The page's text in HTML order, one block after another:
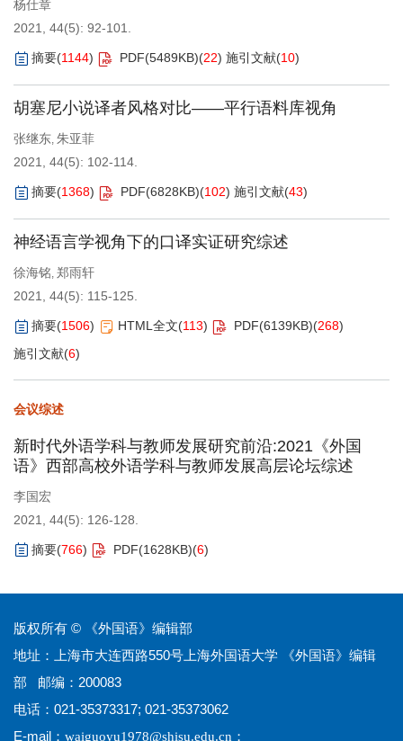
杨仕章
2021, 44(5): 92-101.
摘要(1144) PDF(5489KB)(22) 施引文献(10)
胡塞尼小说译者风格对比——平行语料库视角
张继东, 朱亚菲
2021, 44(5): 102-114.
摘要(1368) PDF(6828KB)(102) 施引文献(43)
神经语言学视角下的口译实证研究综述
徐海铭 郑雨轩
2021, 44(5): 115-125.
摘要(1506) HTML全文(113) PDF(6139KB)(268)
施引文献(6)
会议综述
新时代外语学科与教师发展研究前沿:2021《外国
语》西部高校外语学科与教师发展高层论坛综述
李国宏
2021, 44(5): 126-128.
摘要(766) PDF(1628KB)(6)
版权所有 © 《外国语》编辑部
地址：上海市大连西路550号上海外国语大学 《外国语》编辑
部 邮编：200083
电话：021-35373317; 021-35373062
E-mail： waiguoyu1978@shisu.edu.cn ；